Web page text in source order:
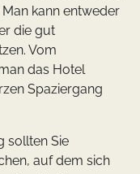
kann entweder
die gut
Vom
das Hotel
Spaziergang
sollten Sie
auf dem sich